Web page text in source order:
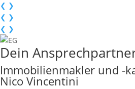
❮ ❯
❮ ❯
❮ ❯
Dein
Immobilienmakler und -
Nico Vincentini